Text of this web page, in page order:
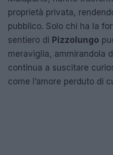
proprietà privata,
pubblico. Solo chi ha la
sentiero di Pizzolungo
meraviglia, ammirandola
continua a suscitare
come l’amore perduto di